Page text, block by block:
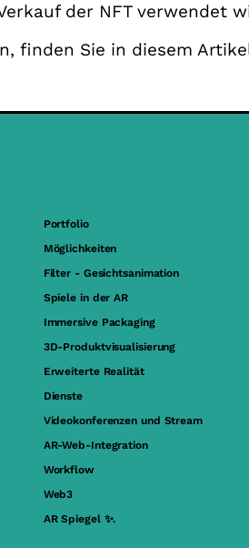
der NFT verwendet
finden Sie in diesem
Portfolio
Möglichkeiten
Filter - Gesichtsanimation
Spiele in der AR
Immersive Packaging
3D-Produktvisualisierung
Erweiterte Realität
Dienste
Videokonferenzen und Stream
AR-Web-Integration
Workflow
Web3
AR Spiegel ✨.